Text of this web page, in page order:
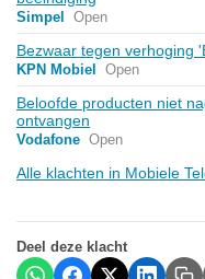
Simpel Open
Bezwaar tegen verhoging
KPN Mobiel Open
Beloofde producten niet
ontvangen
Vodafone Open
Alle klachten in Mobiele
Deel deze klacht